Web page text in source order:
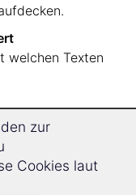
welchen Texten
per E-Mail.
zur
Cookies laut